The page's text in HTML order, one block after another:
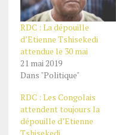
RDC : La dépouille
d’Etienne Tshisekedi
attendue le 30 mai
21 mai 2019
Dans "Politique"
RDC : Les Congolais
attendent toujours la
dépouille d’Etienne
Tshisekedi